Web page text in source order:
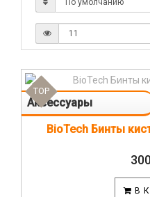
Аксессуары
TOP
BioTech Бинты
В